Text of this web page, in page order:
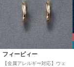
フィービィー
【金属アレルギー対応】ウェ